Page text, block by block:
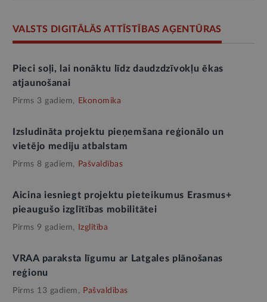
VALSTS DIGITĀLĀS ATTĪSTĪBAS AĢENTŪRAS
Pieci soļi, lai nonāktu līdz daudzdzīvokļu ēkas
atjaunošanai
Pirms 3 gadiem, Ekonomika
Izsludināta projektu pieņemšana reģionālo un
vietējo mediju atbalstam
Pirms 8 gadiem, Pašvaldības
Aicina iesniegt projektu pieteikumus Erasmus+
pieaugušo izglītības mobilitātei
Pirms 9 gadiem, Izglītība
VRAA paraksta līgumu ar Latgales plānošanas
reģionu
Pirms 13 gadiem, Pašvaldības